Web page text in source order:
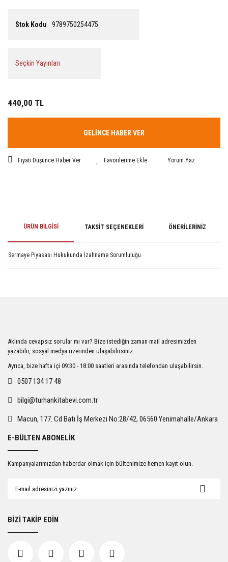
Stok Kodu 9789750254475
Seçkin Yayınları
440,00 TL
GELİNCE HABER VER
Fiyatı Düşünce Haber Ver Yorum Yaz
ÜRÜN BILGISI TAKSIT SEÇENEKLERI ÖNERILERINIZ
Sermaye Piyasası Hukukunda İzahname Sorumluluğu
Ürün açıklamasında eksik bilgiler bulunuyor.
Ürün bilgilerinde hatalar bulunuyor.
Ürün fiyatı diğer sitelerden daha pahalı.
Gönder
Aklında cevapsız sorular mı var? Bize istediğin zaman mail adresimizden
yazabilir, sosyal medya üzerinden ulaşabilirsiniz.
Ayrıca, bize hafta içi 09:30 - 18:00 saatleri arasında telefondan ulaşabilirsin.
0507 134 17 48
bilgi@turhankitabevi.com.tr
Macun, 177. Cd Batı İş Merkezi No:28/42, 06560 Yenimahalle/Ankara
E-BÜLTEN ABONELİK
Kampanyalarımızdan haberdar olmak için bültenimize hemen kayıt olun.
BİZİ TAKİP EDİN